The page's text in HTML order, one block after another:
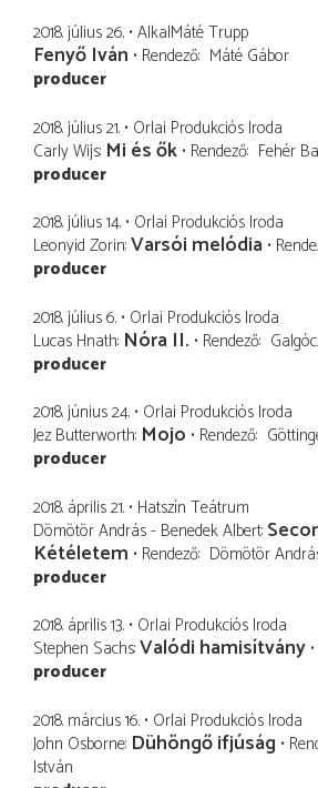
2018. július 26. AlkalMáté Trupp
Fenyő Iván Rendező Máté Gábor
producer
2018. július 21. Orlai Produkciós Iroda
Carly Wijs Mi és ők Rendező Fehér
producer
2018. július 14. Orlai Produkciós Iroda
Leonyid Zorin Varsói melódia
producer
2018. július 6. Orlai Produkciós Iroda
Lucas Hnath Nóra II. Rendező
producer
2018. június 24. Orlai Produkciós Iroda
Jez Butterworth Mojo Rendező
producer
2018. április 21. Hatszín Teátrum
Dömötör András - Benedek Albert
Kétéletem Rendező Dömötör
producer
2018. április 13. Orlai Produkciós Iroda
Stephen Sachs Valódi hamisítvány
producer
2018. március 16. Orlai Produkciós Iroda
John Osborne Dühöngő ifjúság
István